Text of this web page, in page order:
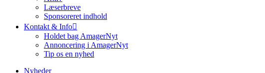
Læserbreve
Sponsoreret indhold
Kontakt & Info
Holdet bag AmagerNyt
Annoncering i AmagerNyt
Tip os en nyhed
Nyheder